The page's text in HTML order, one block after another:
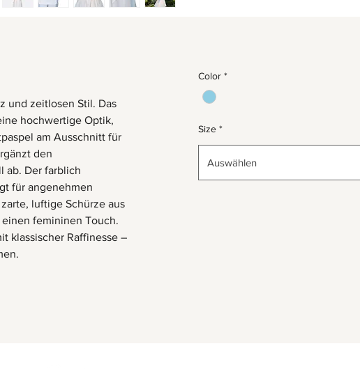
und zeitlosen Stil. Das
hochwertige Optik,
am Ausschnitt für
den
ab. Der farblich
für angenehmen
luftige Schürze aus
femininen Touch.
klassischer Raffinesse –
Color *
Size *
Auswählen